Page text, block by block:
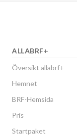
ALLABRF+
Översikt allabrf+
Hemnet
BRF-Hemsida
Pris
Startpaket